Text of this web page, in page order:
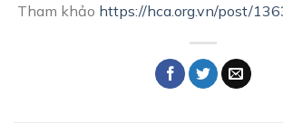
Tham khảo https://hca.org.vn/post/